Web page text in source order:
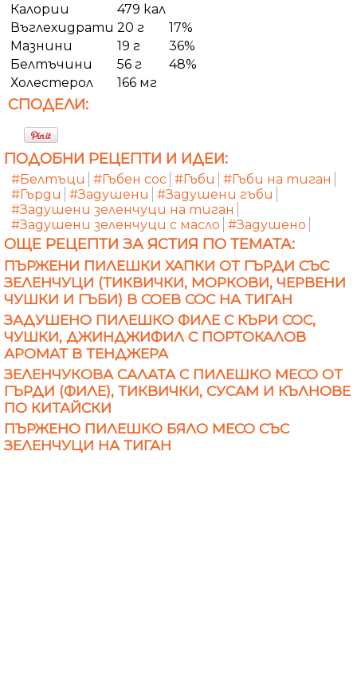
Калории
479 кал
Въглехидрати 20 г
17%
Мазнини
19 г
36%
Белтъчини
56 г
48%
Холестерол
166 мг
СПОДЕЛИ:
ПОДОБНИ РЕЦЕПТИ И ИДЕИ:
#Белтъци #Гъбен сос #Гъби
#Гъби на тиган
#Гърди
#Задушени
#Задушени гъби
#Задушени зеленчуци на тиган
#Задушени зеленчуци с масло #Задушено
ОЩЕ РЕЦЕПТИ ЗА ЯСТИЯ ПО ТЕМАТА:
ПЪРЖЕНИ ПИЛЕШКИ ХАПКИ ОТ ГЪРДИ СЪС
ЗЕЛЕНЧУЦИ (ТИКВИЧКИ, МОРКОВИ, ЧЕРВЕНИ
ЧУШКИ И ГЪБИ) В СОЕВ СОС НА ТИГАН
ЗАДУШЕНО ПИЛЕШКО ФИЛЕ С КЪРИ СОС,
ЧУШКИ, ДЖИНДЖИФИЛ С ПОРТОКАЛОВ
АРОМАТ В ТЕНДЖЕРА
ЗЕЛЕНЧУКОВА САЛАТА С ПИЛЕШКО МЕСО ОТ
ГЪРДИ (ФИЛЕ), ТИКВИЧКИ, СУСАМ И КЪЛНОВЕ
ПО КИТАЙСКИ
ПЪРЖЕНO ПИЛЕШКО БЯЛО МЕСО СЪС
ЗЕЛЕНЧУЦИ НА ТИГАН